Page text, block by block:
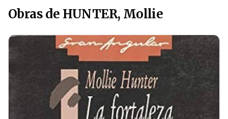
Obras de HUNTER, Mollie